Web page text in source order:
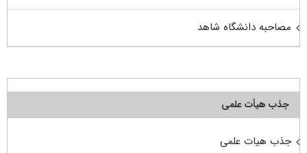
مصاحبه دانشگاه شاهد
جذب هیأت علمی
جذب هیات علمی